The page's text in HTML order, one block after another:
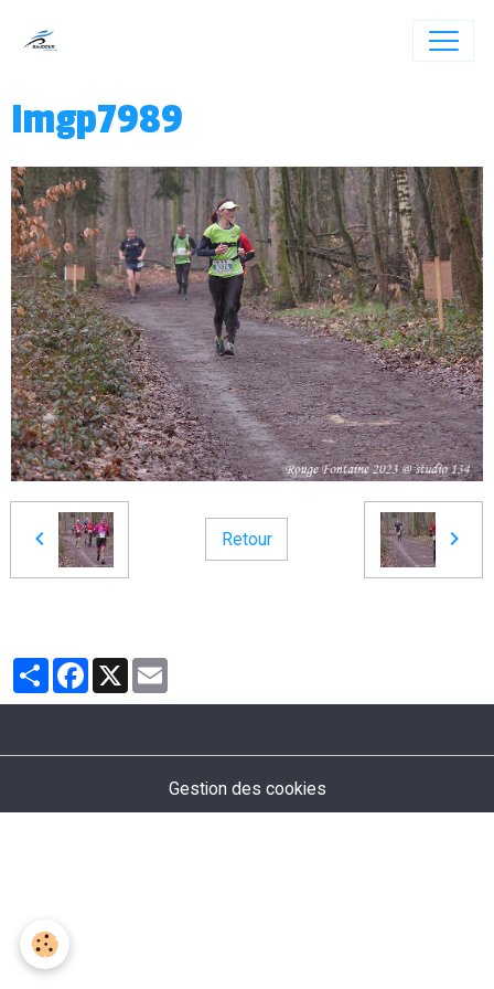
Imgp7989
Retour
PartagerFacebook
X
Gestion des cookies